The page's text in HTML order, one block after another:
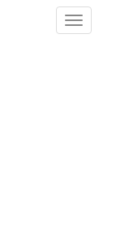
Menu